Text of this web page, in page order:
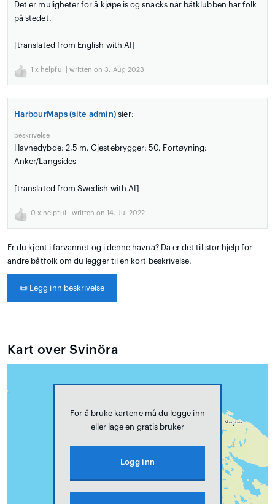
Det er muligheter for å kjøpe is og snacks når båtklubben har folk
på stedet.
[translated from English with AI]
1 x helpful | written on 3. Aug 2023
HarbourMaps (site admin) sier:
beskrivelse
Havnedybde: 2,5 m, Gjestebrygger: 50, Fortøyning:
Anker/Langsides
[translated from Swedish with AI]
0 x helpful | written on 14. Jul 2022
Er du kjent i farvannet og i denne havna? Da er det til stor hjelp for
andre båtfolk om du legger til en kort beskrivelse.
📜 Legg inn beskrivelse
Kart over Svinöra
For å bruke kartene må du logge inn
eller lage en gratis bruker
Logg inn